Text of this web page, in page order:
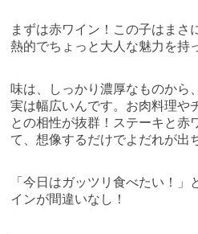
まずは赤ワイン！この子はまさ
熱的でちょっと大人な魅力を持
味は、しっかり濃厚なものから
実は幅広いんです。お肉料理や
との相性が抜群！ステーキと赤
て、想像するだけでよだれが出
「今日はガッツリ食べたい！
インが間違いなし！